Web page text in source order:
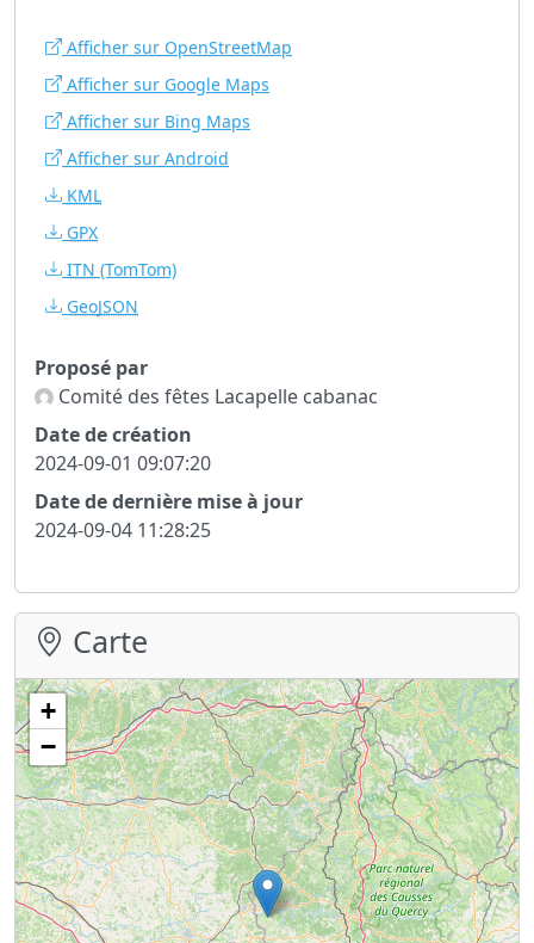
Afficher sur OpenStreetMap
Afficher sur Google Maps
Afficher sur Bing Maps
Afficher sur Android
KML
GPX
ITN (TomTom)
GeoJSON
Proposé par
Comité des fêtes Lacapelle cabanac
Date de création
2024-09-01 09:07:20
Date de dernière mise à jour
2024-09-04 11:28:25
Carte
+
−